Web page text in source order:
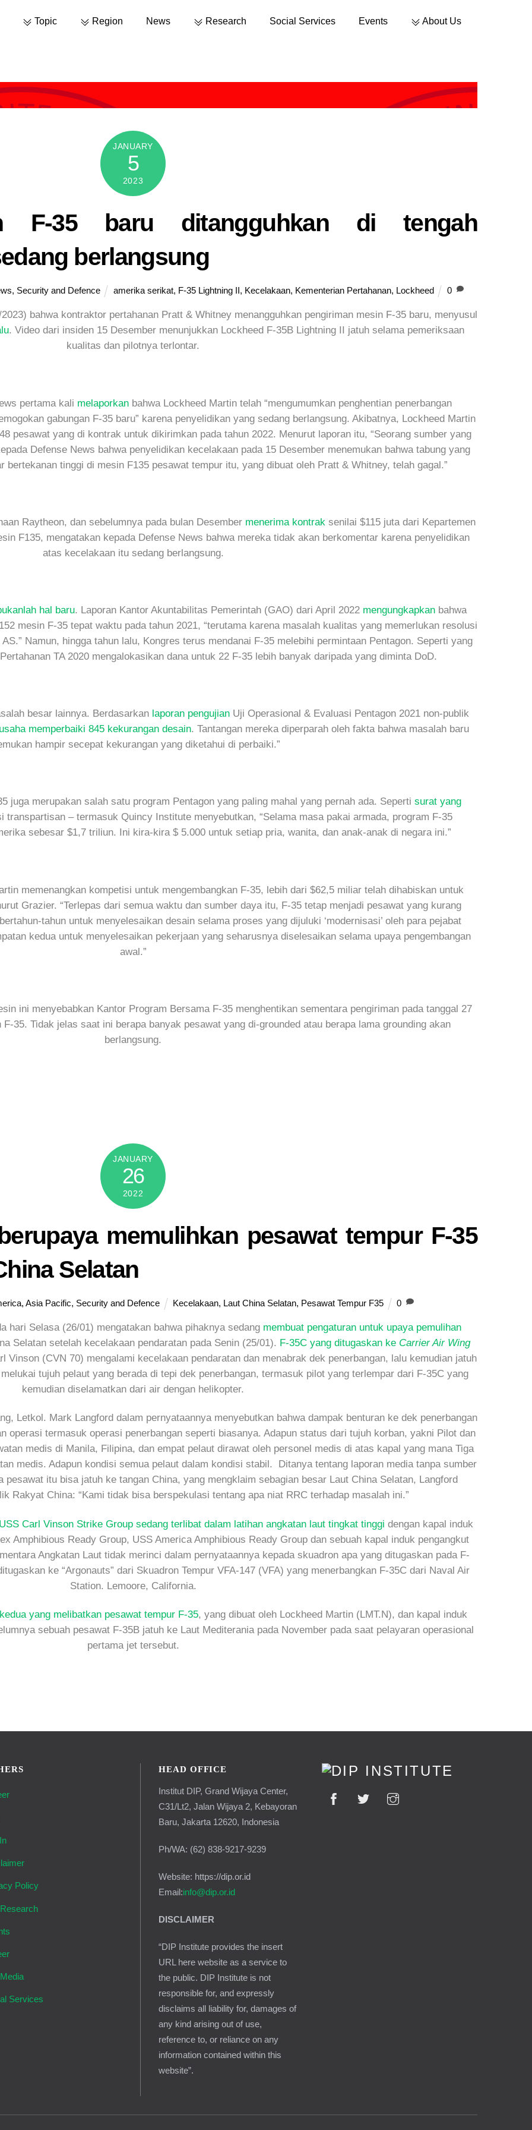
Topic Region News Research Social Services Events About Us
JANUARY
5
2023
F-35 baru ditangguhkan di tengah
berlangsung
, Security and Defence amerika serikat, F-35 Lightning II, Kecelakaan, Kementerian Pertahanan, Lockheed 0
bahwa kontraktor pertahanan Pratt & Whitney menangguhkan pengiriman mesin F-35 baru, menyusul
. Video dari insiden 15 Desember menunjukkan Lockheed F-35B Lightning II jatuh selama pemeriksaan
kualitas dan pilotnya terlontar.
pertama kali melaporkan bahwa Lockheed Martin telah “mengumumkan penghentian penerbangan
gabungan F-35 baru” karena penyelidikan yang sedang berlangsung. Akibatnya, Lockheed Martin
pesawat yang di kontrak untuk dikirimkan pada tahun 2022. Menurut laporan itu, “Seorang sumber yang
Defense News bahwa penyelidikan kecelakaan pada 15 Desember menemukan bahwa tabung yang
bertekanan tinggi di mesin F135 pesawat tempur itu, yang dibuat oleh Pratt & Whitney, telah gagal.”
Raytheon, dan sebelumnya pada bulan Desember menerima kontraksenilai $115 juta dari Kepartemen
F135, mengatakan kepada Defense News bahwa mereka tidak akan berkomentar karena penyelidikan
atas kecelakaan itu sedang berlangsung.
hal baru. Laporan Kantor Akuntabilitas Pemerintah (GAO) dari April 2022 mengungkapkanbahwa
mesin F-35 tepat waktu pada tahun 2021, “terutama karena masalah kualitas yang memerlukan resolusi
Namun, hingga tahun lalu, Kongres terus mendanai F-35 melebihi permintaan Pentagon. Seperti yang
TA 2020 mengalokasikan dana untuk 22 F-35 lebih banyak daripada yang diminta DoD.
besar lainnya. Berdasarkan laporan pengujian Uji Operasional & Evaluasi Pentagon 2021 non-publik
memperbaiki 845 kekurangan desain. Tantangan mereka diperparah oleh fakta bahwa masalah baru
hampir secepat kekurangan yang diketahui di perbaiki.”
juga merupakan salah satu program Pentagon yang paling mahal yang pernah ada. Seperti surat yang
transpartisan – termasuk Quincy Institute menyebutkan, “Selama masa pakai armada, program F-35
sebesar $1,7 triliun. Ini kira-kira $ 5.000 untuk setiap pria, wanita, dan anak-anak di negara ini.”
memenangkan kompetisi untuk mengembangkan F-35, lebih dari $62,5 miliar telah dihabiskan untuk
Grazier. “Terlepas dari semua waktu dan sumber daya itu, F-35 tetap menjadi pesawat yang kurang
tahun untuk menyelesaikan desain selama proses yang dijuluki ‘modernisasi’ oleh para pejabat
kedua untuk menyelesaikan pekerjaan yang seharusnya diselesaikan selama upaya pengembangan
awal.”
ini menyebabkan Kantor Program Bersama F-35 menghentikan sementara pengiriman pada tanggal 27
35. Tidak jelas saat ini berapa banyak pesawat yang di-grounded atau berapa lama grounding akan
berlangsung.
JANUARY
26
2022
memulihkan pesawat tempur F-35
Selatan
,Asia Pacific, Security and Defence Kecelakaan, Laut China Selatan, Pesawat Tempur F35 0
hari Selasa (26/01) mengatakan bahwa pihaknya sedang membuat pengaturan untuk upaya pemulihan
Selatan setelah kecelakaan pendaratan pada Senin (25/01). F-35C yang ditugaskan ke Carrier Air Wing
Vinson (CVN 70) mengalami kecelakaan pendaratan dan menabrak dek penerbangan, lalu kemudian jatuh
tujuh pelaut yang berada di tepi dek penerbangan, termasuk pilot yang terlempar dari F-35C yang
kemudian diselamatkan dari air dengan helikopter.
Letkol. Mark Langford dalam pernyataannya menyebutkan bahwa dampak benturan ke dek penerbangan
operasi termasuk operasi penerbangan seperti biasanya. Adapun status dari tujuh korban, yakni Pilot dan
medis di Manila, Filipina, dan empat pelaut dirawat oleh personel medis di atas kapal yang mana Tiga
medis. Adapun kondisi semua pelaut dalam kondisi stabil. Ditanya tentang laporan media tanpa sumber
itu bisa jatuh ke tangan China, yang mengklaim sebagian besar Laut China Selatan, Langford
Rakyat China: “Kami tidak bisa berspekulasi tentang apa niat RRC terhadap masalah ini.”
USS Carl Vinson Strike Group sedang terlibat dalam latihan angkatan laut tingkat tinggi dengan kapal induk
Amphibious Ready Group, USS America Amphibious Ready Group dan sebuah kapal induk pengangkut
Angkatan Laut tidak merinci dalam pernyataannya kepada skuadron apa yang ditugaskan pada F-
ke “Argonauts” dari Skuadron Tempur VFA-147 (VFA) yang menerbangkan F-35C dari Naval Air
Station. Lemoore, California.
yang melibatkan pesawat tempur F-35, yang dibuat oleh Lockheed Martin (LMT.N), dan kapal induk
sebuah pesawat F-35B jatuh ke Laut Mediterania pada November pada saat pelayaran operasional
pertama jet tersebut.
Policy
Services
HEAD OFFICE
Institut DIP, Grand Wijaya Center,
C31/Lt2, Jalan Wijaya 2, Kebayoran
Baru, Jakarta 12620, Indonesia
Ph/WA: (62) 838-9217-9239
Website: https://dip.or.id
Email:info@dip.or.id
DISCLAIMER
“DIP Institute provides the insert
URL here website as a service to
the public. DIP Institute is not
responsible for, and expressly
disclaims all liability for, damages of
any kind arising out of use,
reference to, or reliance on any
information contained within this
website”.